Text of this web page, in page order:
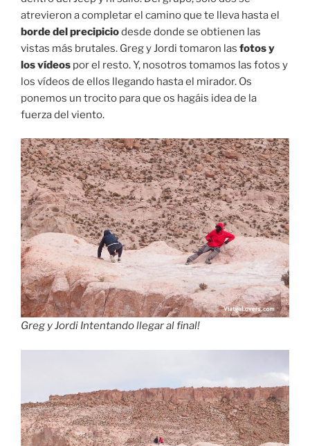
atrevieron a completar el camino que te lleva hasta el
borde del precipiciodesde donde se obtienen las
vistas más brutales. Greg y Jordi tomaron las fotos y
los vídeos por el resto. Y, nosotros tomamos las fotos y
los vídeos de ellos llegando hasta el mirador. Os
ponemos un trocito para que os hagáis idea de la
fuerza del viento.
Greg y Jordi Intentando llegar al final!